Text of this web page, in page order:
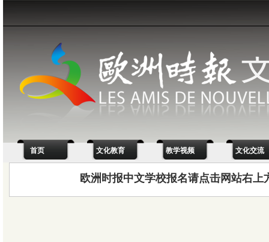
首页 文化教育 教学视频 文化交流
欧洲时报中文学校报名请点击网站右上